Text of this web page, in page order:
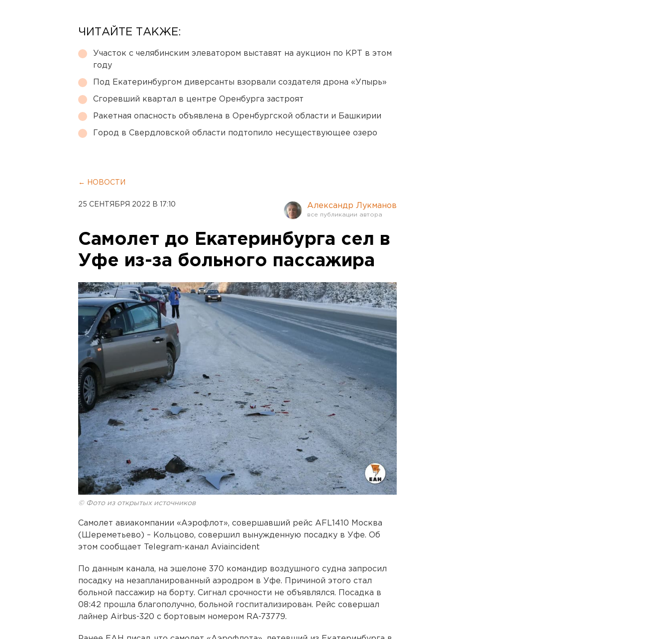
ЧИТАЙТЕ ТАКЖЕ:
Участок с челябинским элеватором выставят на аукцион по КРТ в этом
году
Под Екатеринбургом диверсанты взорвали создателя дрона «Упырь»
Сгоревший квартал в центре Оренбурга застроят
Ракетная опасность объявлена в Оренбургской области и Башкирии
Город в Свердловской области подтопило несуществующее озеро
← НОВОСТИ
25 СЕНТЯБРЯ 2022 В 17:10 Александр Лукманов
Самолет до Екатеринбурга сел в
Уфе из-за больного пассажира
© Фото из открытых источников
Самолет авиакомпании «Аэрофлот», совершавший рейс AFL1410 Москва
(Шереметьево) – Кольцово, совершил вынужденную посадку в Уфе. Об
этом сообщает Telegram-канал Aviaincident
По данным канала, на эшелоне 370 командир воздушного судна запросил
посадку на незапланированный аэродром в Уфе. Причиной этого стал
больной пассажир на борту. Сигнал срочности не объявлялся. Посадка в
08:42 прошла благополучно, больной госпитализирован. Рейс совершал
лайнер Airbus-320 с бортовым номером RA-73779.